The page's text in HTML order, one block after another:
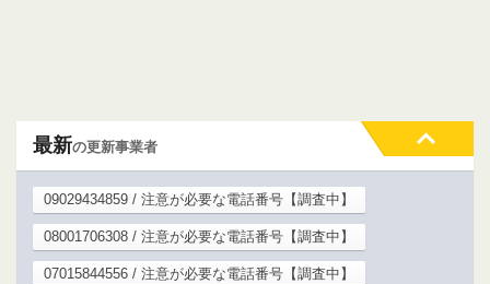
最新の更新事業者
09029434859 / 注意が必要な電話番号【調査中】
08001706308 / 注意が必要な電話番号【調査中】
07015844556 / 注意が必要な電話番号【調査中】